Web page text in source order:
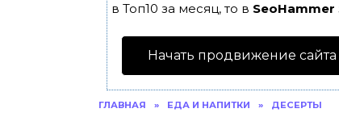
в Топ10 за месяц, то в SeoHammer
Начать продвижение сайта
ГЛАВНАЯ » ЕДА И НАПИТКИ » ДЕСЕРТЫ